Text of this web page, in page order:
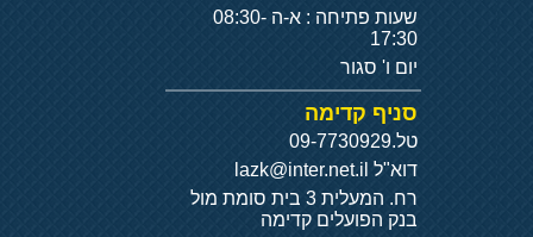
שעות פתיחה : א-ה 08:30-
17:30
יום ו' סגור
סניף קדימה
טל.09-7730929
דוא"ל
רח. המעלית 3 בית סומת מול
בנק הפועלים קדימה